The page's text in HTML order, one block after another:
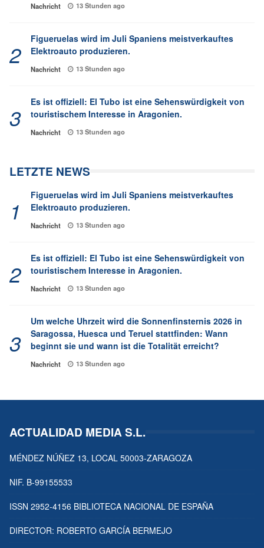
Nachricht 13 Stunden ago
Figueruelas wird im Juli Spaniens meistverkauftes
Elektroauto produzieren.
Nachricht 13 Stunden ago
Es ist offiziell: El Tubo ist eine Sehenswürdigkeit von
touristischem Interesse in Aragonien.
Nachricht 13 Stunden ago
LETZTE NEWS
Figueruelas wird im Juli Spaniens meistverkauftes
Elektroauto produzieren.
Nachricht 13 Stunden ago
Es ist offiziell: El Tubo ist eine Sehenswürdigkeit von
touristischem Interesse in Aragonien.
Nachricht 13 Stunden ago
Um welche Uhrzeit wird die Sonnenfinsternis 2026 in
Saragossa, Huesca und Teruel stattfinden: Wann
beginnt sie und wann ist die Totalität erreicht?
Nachricht 13 Stunden ago
ACTUALIDAD MEDIA S.L.
MÉNDEZ NÚÑEZ 13, LOCAL 50003-ZARAGOZA
NIF. B-99155533
ISSN 2952-4156 BIBLIOTECA NACIONAL DE ESPAÑA
DIRECTOR: ROBERTO GARCÍA BERMEJO